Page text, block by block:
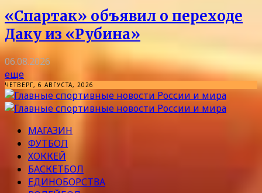
«Спартак» объявил о переходе
Даку из «Рубина»
06.08.2026
еще
ЧЕТВЕРГ, 6 АВГУСТА, 2026
МАГАЗИН
ФУТБОЛ
ХОККЕЙ
БАСКЕТБОЛ
ЕДИНОБОРСТВА